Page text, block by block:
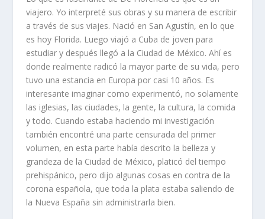
viajero. Yo interpreté sus obras y su manera de escribir
a través de sus viajes. Nació en San Agustín, en lo que
es hoy Florida. Luego viajó a Cuba de joven para
estudiar y después llegó a la Ciudad de México. Ahí es
donde realmente radicó la mayor parte de su vida, pero
tuvo una estancia en Europa por casi 10 años. Es
interesante imaginar como experimentó, no solamente
las iglesias, las ciudades, la gente, la cultura, la comida
y todo. Cuando estaba haciendo mi investigación
también encontré una parte censurada del primer
volumen, en esta parte había descrito la belleza y
grandeza de la Ciudad de México, platicó del tiempo
prehispánico, pero dijo algunas cosas en contra de la
corona española, que toda la plata estaba saliendo de
la Nueva España sin administrarla bien.